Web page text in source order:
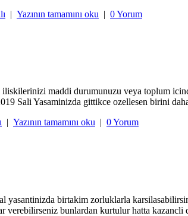
| Yazının tamamını oku | 0 Yorum
maddi durumunuzu veya toplum
Sali Yasaminizda gittikce ozellesen birini
Yazının tamamını oku
0 Yorum
yasantinizda birtakim zorluklarla
bunlardan kurtulur hatta kazancli